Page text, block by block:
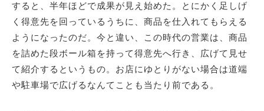
すると、半年ほどで成果が見え始めた。とにかく足しげ
く得意先を回っているうちに、商品を仕入れてもらえる
ようになったのだ。今と違い、この時代の営業は、商品
を詰めた段ボール箱を持って得意先へ行き、広げて見せ
て紹介するというもの。お店にゆとりがない場合は道端
や駐車場で広げるなんてことも当たり前である。